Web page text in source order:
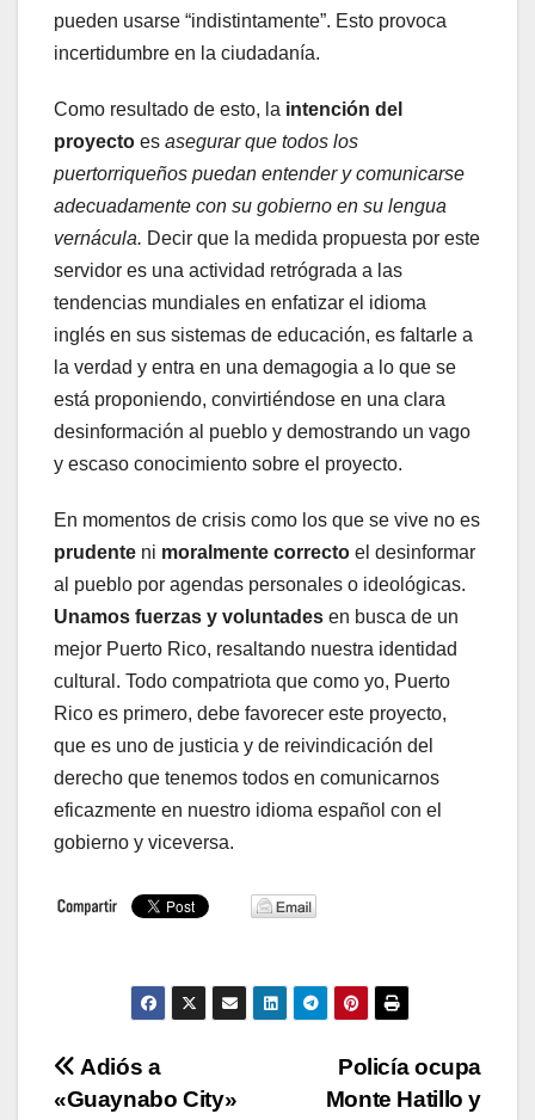
pueden usarse “indistintamente”. Esto provoca
incertidumbre en la ciudadanía.
Como resultado de esto, la intención del
proyecto es asegurar que todos los
puertorriqueños puedan entender y comunicarse
adecuadamente con su gobierno en su lengua
vernácula. Decir que la medida propuesta por este
servidor es una actividad retrógrada a las
tendencias mundiales en enfatizar el idioma
inglés en sus sistemas de educación, es faltarle a
la verdad y entra en una demagogia a lo que se
está proponiendo, convirtiéndose en una clara
desinformación al pueblo y demostrando un vago
y escaso conocimiento sobre el proyecto.
En momentos de crisis como los que se vive no es
prudente ni moralmente correcto el desinformar
al pueblo por agendas personales o ideológicas.
Unamos fuerzas y voluntades en busca de un
mejor Puerto Rico, resaltando nuestra identidad
cultural. Todo compatriota que como yo, Puerto
Rico es primero, debe favorecer este proyecto,
que es uno de justicia y de reivindicación del
derecho que tenemos todos en comunicarnos
eficazmente en nuestro idioma español con el
gobierno y viceversa.
Navegación
Policía ocupa
Monte Hatillo y
Adiós a
«Guaynabo City»